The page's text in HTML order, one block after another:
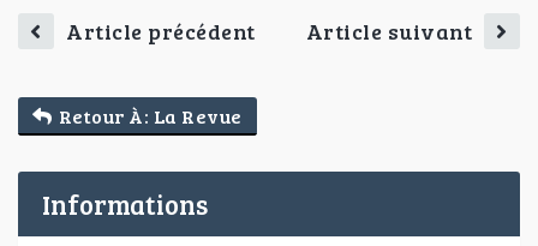
Informations
Article précédent Article suivant
Retour À: La Revue